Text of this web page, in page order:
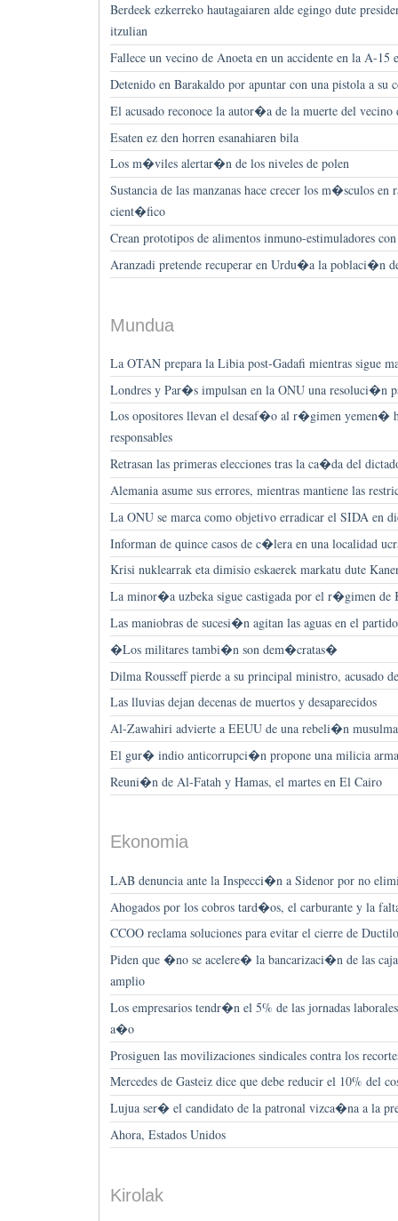
Berdeek ezkerreko hautagaiaren alde egingo dute
itzulian
Fallece un vecino de Anoeta en un accidente en la A-15
Detenido en Barakaldo por apuntar con una pistola a su
El acusado reconoce la autor�a de la muerte del vecino
Esaten ez den horren esanahiaren bila
Los m�viles alertar�n de los niveles de polen
Sustancia de las manzanas hace crecer los m�sculos
cient�fico
Crean prototipos de alimentos inmuno-estimuladores
Aranzadi pretende recuperar en Urdu�a la poblaci�n
Mundua
La OTAN prepara la Libia post-Gadafi mientras sigue
Londres y Par�s impulsan en la ONU una resoluci�n
Los opositores llevan el desaf�o al r�gimen yemen�
responsables
Retrasan las primeras elecciones tras la ca�da del
Alemania asume sus errores, mientras mantiene las
La ONU se marca como objetivo erradicar el SIDA en
Informan de quince casos de c�lera en una localidad
Krisi nuklearrak eta dimisio eskaerek markatu dute
La minor�a uzbeka sigue castigada por el r�gimen
Las maniobras de sucesi�n agitan las aguas en el
�Los militares tambi�n son dem�cratas�
Dilma Rousseff pierde a su principal ministro, acusado
Las lluvias dejan decenas de muertos y desaparecidos
Al-Zawahiri advierte a EEUU de una rebeli�n
El gur� indio anticorrupci�n propone una milicia
Reuni�n de Al-Fatah y Hamas, el martes en El Cairo
Ekonomia
LAB denuncia ante la Inspecci�n a Sidenor por no
Ahogados por los cobros tard�os, el carburante y la
CCOO reclama soluciones para evitar el cierre de
Piden que �no se acelere� la bancarizaci�n de las
amplio
Los empresarios tendr�n el 5% de las jornadas
a�o
Prosiguen las movilizaciones sindicales contra los
Mercedes de Gasteiz dice que debe reducir el 10% del
Lujua ser� el candidato de la patronal vizca�na a la
Ahora, Estados Unidos
Kirolak